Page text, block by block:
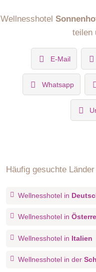
Wellnesshotel
teilen
E-Mail
Whatsapp
Häufig gesuchte Länder
Wellnesshotel in
Wellnesshotel in
Wellnesshotel in Italien
Wellnesshotel in der